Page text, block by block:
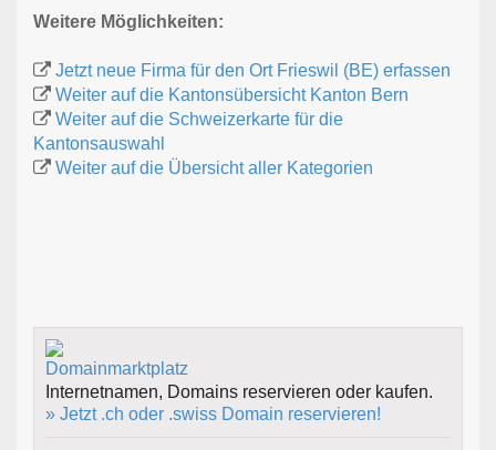
Weitere Möglichkeiten:
Jetzt neue Firma für den Ort Frieswil (BE) erfassen
Weiter auf die Kantonsübersicht Kanton Bern
Weiter auf die Schweizerkarte für die
Kantonsauswahl
Weiter auf die Übersicht aller Kategorien
Internetnamen, Domains reservieren oder kaufen.
» Jetzt .ch oder .swiss Domain reservieren!